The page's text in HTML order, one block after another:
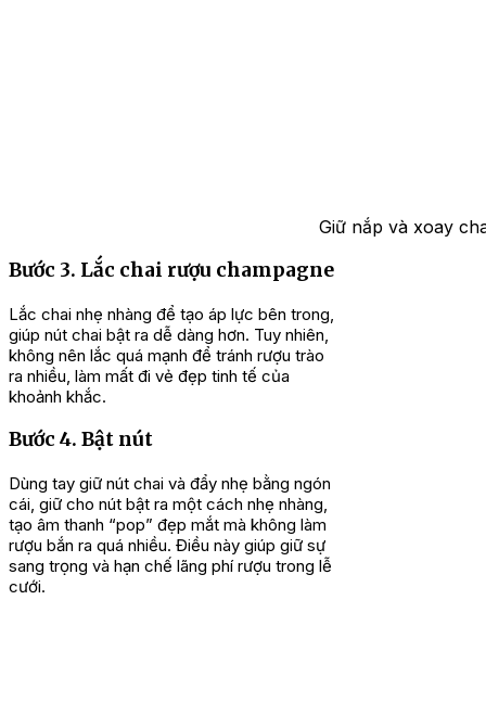
Giữ nắp và xoay
Bước 3. Lắc chai rượu champagne
Lắc chai nhẹ nhàng để tạo áp lực bên trong,
giúp nút chai bật ra dễ dàng hơn. Tuy nhiên,
không nên lắc quá mạnh để tránh rượu trào
ra nhiều, làm mất đi vẻ đẹp tinh tế của
khoảnh khắc.
Bước 4. Bật nút
Dùng tay giữ nút chai và đẩy nhẹ bằng ngón
cái, giữ cho nút bật ra một cách nhẹ nhàng,
tạo âm thanh “pop” đẹp mắt mà không làm
rượu bắn ra quá nhiều. Điều này giúp giữ sự
sang trọng và hạn chế lãng phí rượu trong lễ
cưới.